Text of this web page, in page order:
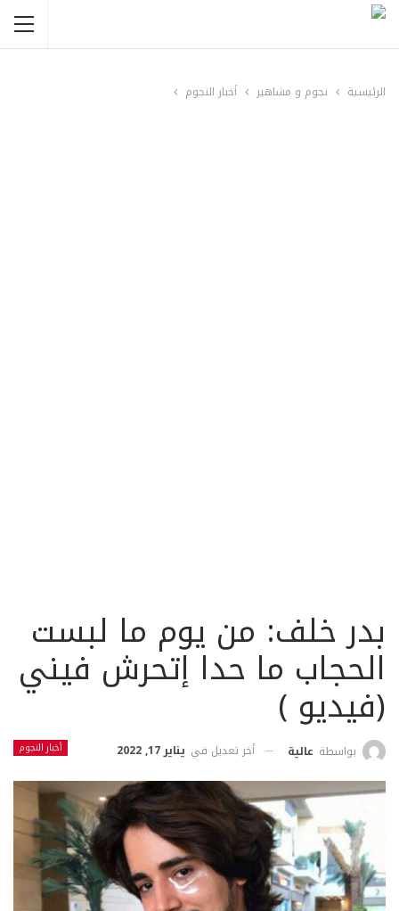
الرئيسية نجوم و مشاهير أخبار النجوم
بدر خلف: من يوم ما لبست
الحجاب ما حدا إتحرش فيني
(فيديو )
أخبار النجوم بواسطة عالية أخر تعديل في يناير 17, 2022